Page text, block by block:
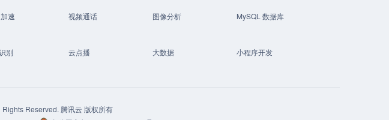
速 视频通话 图像分析
MySQL 数据库
别 云点播 大数据
小程序开发
Reserved. 腾讯云 版权所有